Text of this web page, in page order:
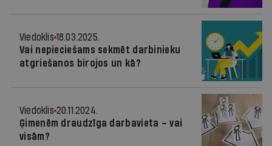
Viedoklis 18.03.2025.
Vai nepieciešams sekmēt darbinieku
atgriešanos birojos un kā?
Viedoklis 20.11.2024.
Ģimenēm draudzīga darbavieta – vai
visām?